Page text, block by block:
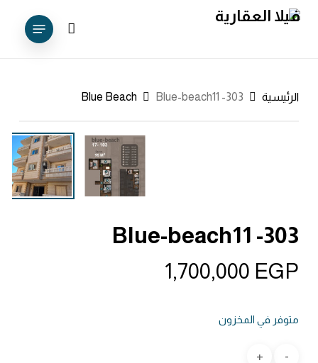
Skip
Menu
الرئيسية Blue Beach Blue-beach11 -303
Blue-beach11 -303
1,700,000 EGP
متوفر في المخزون